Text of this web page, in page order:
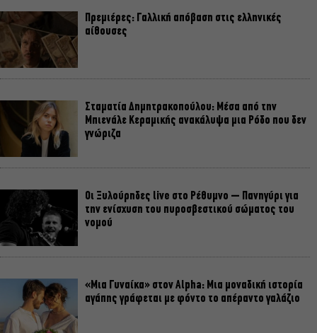
Πρεμιέρες: Γαλλική απόβαση στις ελληνικές
αίθουσες
Σταματία Δημητρακοπούλου: Μέσα από την
Μπιενάλε Κεραμικής ανακάλυψα μια Ρόδο που δεν
γνώριζα
Οι Ξυλούρηδες live στο Ρέθυμνο – Πανηγύρι για
την ενίσχυση του πυροσβεστικού σώματος του
νομού
«Μια Γυναίκα» στον Alpha: Μια μοναδική ιστορία
αγάπης γράφεται με φόντο το απέραντο γαλάζιο